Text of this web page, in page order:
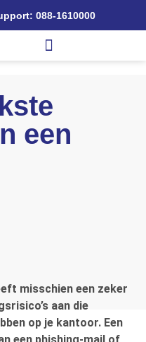
088-1610000
een
misschien een zeker
’s aan die
op je kantoor. Een